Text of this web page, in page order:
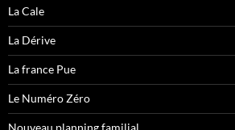
La Cale
La Dérive
La france Pue
Le Numéro Zéro